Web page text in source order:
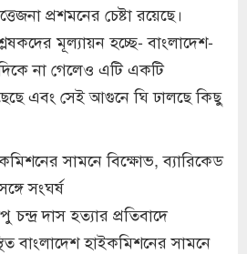
প্রশমনের চেষ্টা রয়েছে।
মূল্যায়ন হচ্ছে- বাংলাদেশ-
না গেলেও এটি একটি
এবং সেই আগুনে ঘি ঢালছে কিছু
সামনে বিক্ষোভ, ব্যারিকেড
সংঘর্ষ
দাস হত্যার প্রতিবাদে
বাংলাদেশ হাইকমিশনের সামনে